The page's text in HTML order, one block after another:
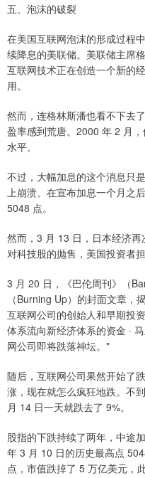
五、泡沫的破裂
在美国互联网泡沫的形成过程
续降息的美联储。美联储主席
互联网技术正在创造一个新的
用。
然而，连格林斯潘也看不下去
盈率感到荒唐。2000 年 2 月
水平。
不过，大幅加息的这个消息只
上崩溃。在宣布加息一个月之
5048 点。
然而，3 月 13 日，日本经济
对科技股的抛售，美国投资者
3 月 20 日，《巴伦周刊》（
（Burning Up）的封面文章，
互联网公司的创始人和早期投
体系流向新经济体系的资金 ·
网公司即将跌落神坛。"
随后，互联网公司果然开始了
涨，现在就怎么疯狂地跌。不
月 14 日一天就跌去了 9%。
股指的下跌持续了两年，中途
年 3 月 10 日的历史最高点
点，市值跌掉了 5 万亿美元，